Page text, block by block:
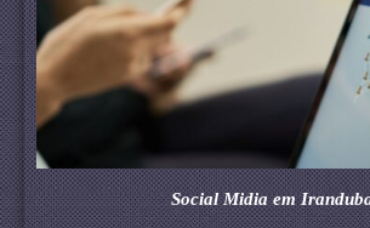
Social Midia em